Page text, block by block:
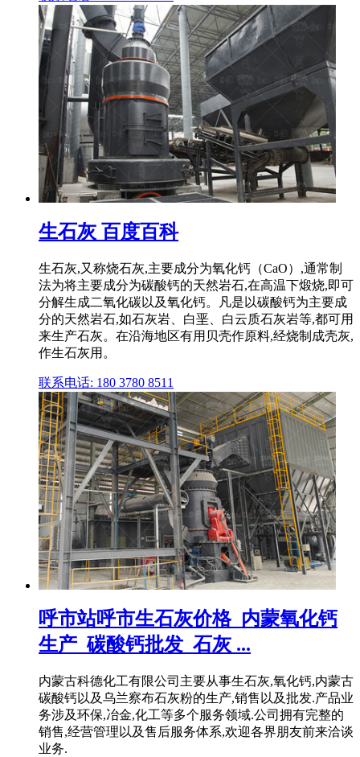
生石灰 百度百科
生石灰,又称烧石灰,主要成分为氧化钙（CaO）,通常制
法为将主要成分为碳酸钙的天然岩石,在高温下煅烧,即可
分解生成二氧化碳以及氧化钙。凡是以碳酸钙为主要成
分的天然岩石,如石灰岩、白垩、白云质石灰岩等,都可用
来生产石灰。在沿海地区有用贝壳作原料,经烧制成壳灰,
作生石灰用。
联系电话: 180 3780 8511
呼市站呼市生石灰价格_内蒙氧化钙
生产_碳酸钙批发_石灰 ...
内蒙古科德化工有限公司主要从事生石灰,氧化钙,内蒙古
碳酸钙以及乌兰察布石灰粉的生产,销售以及批发.产品业
务涉及环保,冶金,化工等多个服务领域.公司拥有完整的
销售,经营管理以及售后服务体系,欢迎各界朋友前来洽谈
业务.